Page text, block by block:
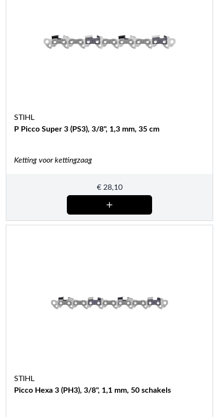
STIHL
P Picco Super 3 (PS3), 3/8", 1,3 mm, 35 cm
Ketting voor kettingzaag
€28,10
STIHL
Picco Hexa 3 (PH3), 3/8", 1,1 mm, 50 schakels